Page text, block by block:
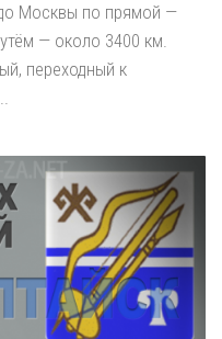
Москвы по прямой —
— около 3400 км.
переходный к